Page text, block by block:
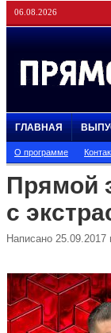
06.08.2026
ГЛАВНАЯ
О программе
Прямой
с
Написано